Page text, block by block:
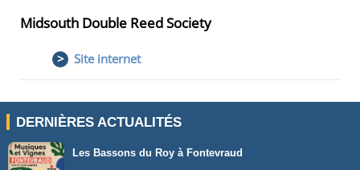
Midsouth Double Reed Society
> Site internet
DERNIÈRES ACTUALITÉS
Les Bassons du Roy à Fontevraud